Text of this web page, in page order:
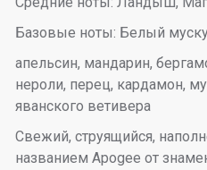
Базовые ноты: Белый
апельсин, мандарин,
нероли, перец, кардамон,
яванского ветивера
Свежий, струящийся,
названием Apogee от